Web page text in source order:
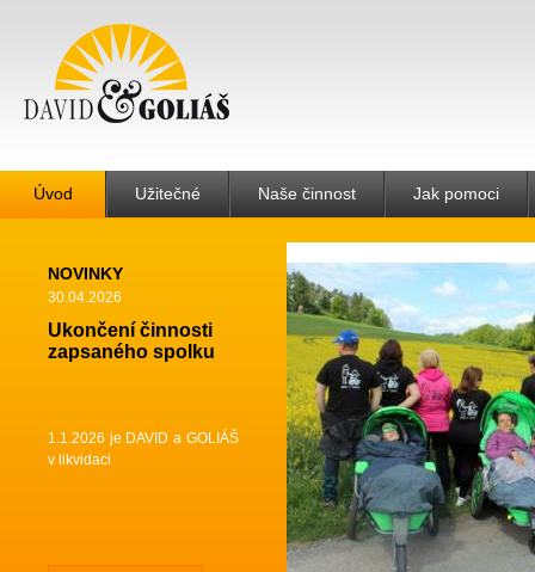
Úvod Užitečné Naše činnost Jak pomoci
NOVINKY
30.04.2026
Ukončení činnosti
zapsaného spolku
1.1.2026 je DAVID a GOLIÁŠ
v likvidaci